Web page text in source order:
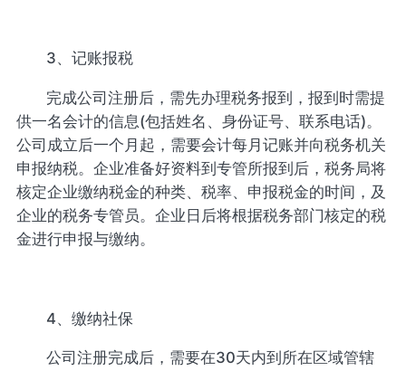
3、记账报税
完成公司注册后，需先办理税务报到，报到时需提
供一名会计的信息(包括姓名、身份证号、联系电话)。
公司成立后一个月起，需要会计每月记账并向税务机关
申报纳税。企业准备好资料到专管所报到后，税务局将
核定企业缴纳税金的种类、税率、申报税金的时间，及
企业的税务专管员。企业日后将根据税务部门核定的税
金进行申报与缴纳。
4、缴纳社保
公司注册完成后，需要在30天内到所在区域管辖